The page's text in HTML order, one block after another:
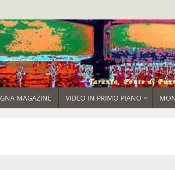
MAGAZINE VIDEO IN PRIMO PIANO